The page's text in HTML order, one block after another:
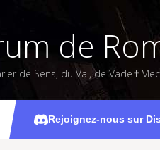
de
de Sens, du Val, de
Rejoignez-nous sur